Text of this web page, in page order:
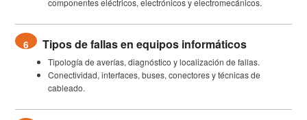
6 Tipos de fallas en equipos informáticos
Tipología de averías, diagnóstico y localización de fallas.
Conectividad, interfaces, buses, conectores y técnicas de
cableado.